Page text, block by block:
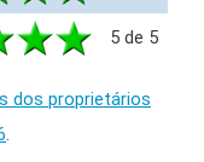
5 de 5
dos proprietários
.